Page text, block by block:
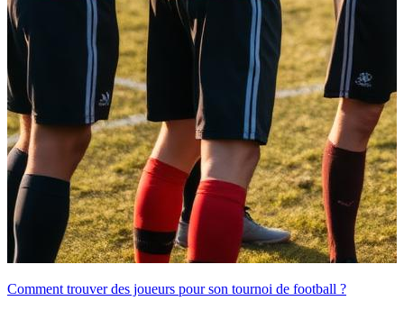
Comment trouver des joueurs pour son tournoi de football ?